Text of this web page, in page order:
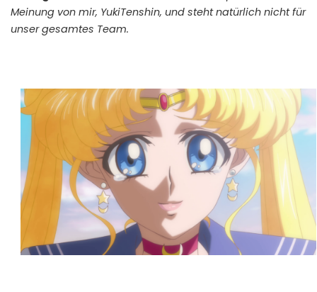
Meinung von mir, YukiTenshin, und steht natürlich nicht für
unser gesamtes Team.